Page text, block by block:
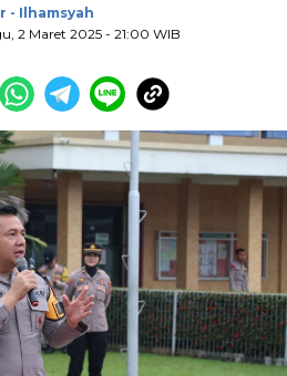
- Ilhamsyah
2 Maret 2025 - 21:00 WIB